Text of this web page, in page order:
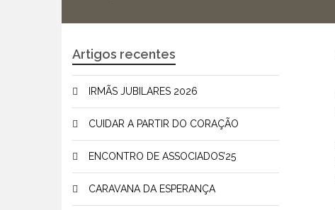
Artigos recentes
IRMÃS JUBILARES 2026
CUIDAR A PARTIR DO CORAÇÃO
ENCONTRO DE ASSOCIADOS’25
CARAVANA DA ESPERANÇA